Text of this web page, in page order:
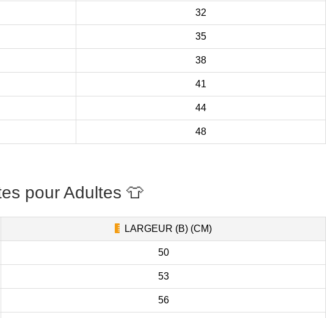
32
35
38
41
44
48
pour Adultes 👕
LARGEUR (B) (CM)
50
53
56